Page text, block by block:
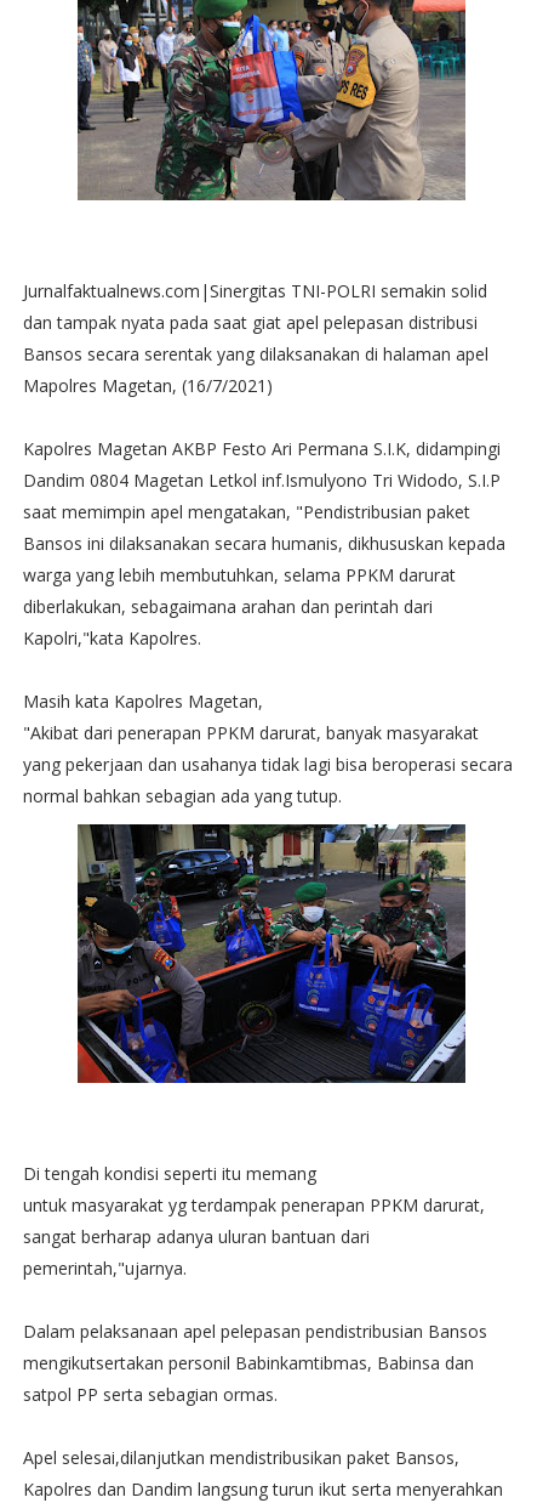
Jurnalfaktualnews.com|Sinergitas TNI-POLRI semakin solid
dan tampak nyata pada saat giat apel pelepasan distribusi
Bansos secara serentak yang dilaksanakan di halaman apel
Mapolres Magetan, (16/7/2021)
Kapolres Magetan AKBP Festo Ari Permana S.I.K, didampingi
Dandim 0804 Magetan Letkol inf.Ismulyono Tri Widodo, S.I.P
saat memimpin apel mengatakan, "Pendistribusian paket
Bansos ini dilaksanakan secara humanis, dikhususkan kepada
warga yang lebih membutuhkan, selama PPKM darurat
diberlakukan, sebagaimana arahan dan perintah dari
Kapolri,"kata Kapolres.
Masih kata Kapolres Magetan,
"Akibat dari penerapan PPKM darurat, banyak masyarakat
yang pekerjaan dan usahanya tidak lagi bisa beroperasi secara
normal bahkan sebagian ada yang tutup.
Di tengah kondisi seperti itu memang
untuk masyarakat yg terdampak penerapan PPKM darurat,
sangat berharap adanya uluran bantuan dari
pemerintah,"ujarnya.
Dalam pelaksanaan apel pelepasan pendistribusian Bansos
mengikutsertakan personil Babinkamtibmas, Babinsa dan
satpol PP serta sebagian ormas.
Apel selesai,dilanjutkan mendistribusikan paket Bansos,
Kapolres dan Dandim langsung turun ikut serta menyerahkan